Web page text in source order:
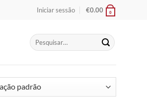
Iniciar sessão €0.00 0
Pesquisar
por: